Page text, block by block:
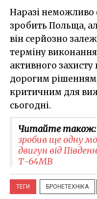
Наразі неможливо
зробить Польща,
він серйозно
терміну
активного
дорогим
критичним для
сьогодні.
Читайте також:
зробив ще одну
двигун від
Т-64МВ
ТЕГИ БРОНЕТЕХНІКА